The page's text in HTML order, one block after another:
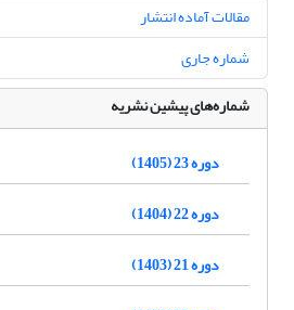
مقالات آماده انتشار
شماره جاری
شماره‌های پیشین نشریه
دوره 23 (1405)
دوره 22 (1404)
دوره 21 (1403)